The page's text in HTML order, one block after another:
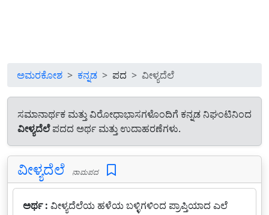
ಅಮರಕೋಶ ಕನ್ನಡ ಪದ ವೀಳ್ಯದೆಲೆ
ಸಮಾನಾರ್ಥಕ ಮತ್ತು ವಿರೋಧಾಭಾಸಗಳೊಂದಿಗೆ ಕನ್ನಡ ನಿಘಂಟಿನಿಂದ
ವೀಳ್ಯದೆಲೆಪದದ ಅರ್ಥ ಮತ್ತು ಉದಾಹರಣೆಗಳು.
ವೀಳ್ಯದೆಲೆ ನಾಮಪದ
ಅರ್ಥ : ವೀಳ್ಯದೆಲೆಯ ಹಳೆಯ ಬಳ್ಳಿಗಳಿಂದ ಪ್ರಾಪ್ತಿಯಾದ ಎಲೆ